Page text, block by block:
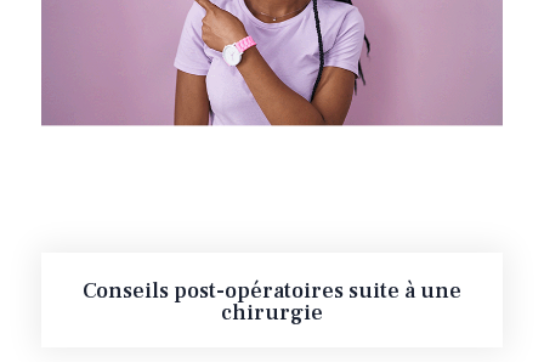
Conseils post-opératoires suite à une
chirurgie